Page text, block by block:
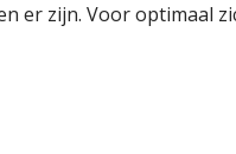
er zijn. Voor optimaal